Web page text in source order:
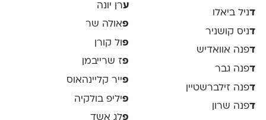
דניל ביאלו
דניס קושניר
דפנה אוואדיש
דפנה גבר
דפנה זילברשטיין
דפנה שרון
ערן יונה
פאולה שר
פ ול קורן
פז שרייבמן
פייר קליינהאוס
פיליפ בולקיה
פלג אשד